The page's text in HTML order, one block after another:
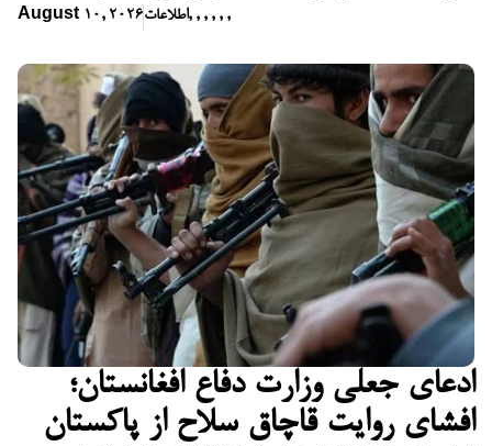
August 10, 2026اطلاعات, , , , , ,
ادعای جعلی وزارت دفاع افغانستان؛
افشای روایت قاچاق سلاح از پاکستان